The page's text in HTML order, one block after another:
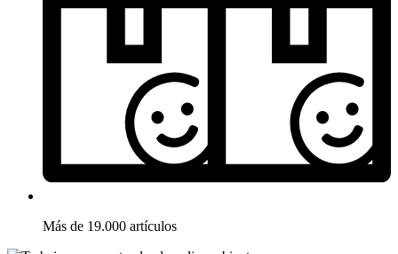
Más de 19.000 artículos